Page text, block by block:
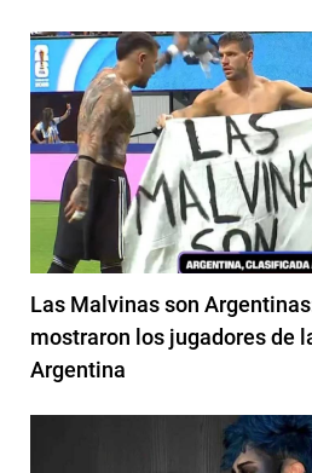
Las Malvinas son
mostraron los jugadores de
Argentina